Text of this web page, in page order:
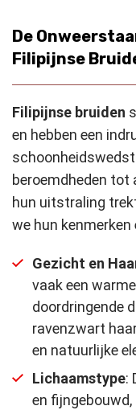
De
Filipijnse
Filipijnse bruiden
en hebben een
beroemdheden tot
hun uitstraling
we hun
Gezicht en
vaak een
doordringende
ravenzwart
en natuurlijke
Lichaamstype:
en